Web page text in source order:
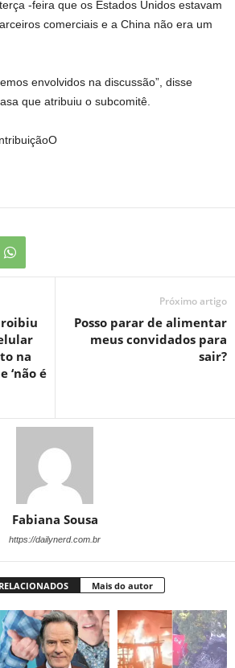
-feira que os Estados Unidos estavam
comerciais e a China não era um
envolvidos na discussão”, disse
que atribuiu o subcomitê.
O
na
‘não é
Próximo artigo
Posso parar de alimentar
meus convidados para
sair?
Fabiana Sousa
https://dailynerd.com.br
Mais do autor